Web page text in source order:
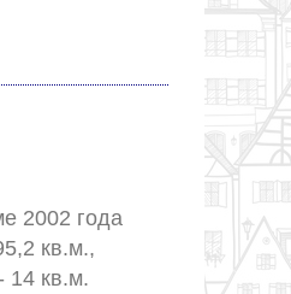
2002 года
кв.м.,
14 кв.м.